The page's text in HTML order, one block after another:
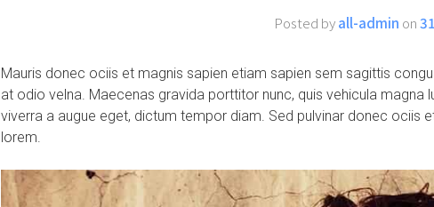
Posted byall-admin on
Mauris donec ociis et magnis sapien etiam sapien sem sagittis
at odio velna. Maecenas gravida porttitor nunc, quis vehicula magna
viverra a augue eget, dictum tempor diam. Sed pulvinar donec ociis
lorem.